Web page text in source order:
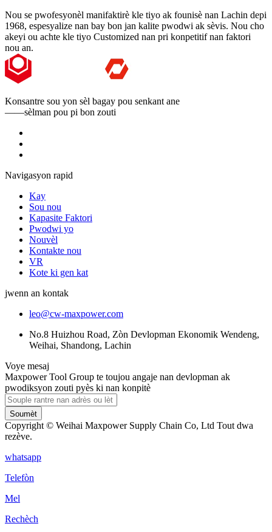
Nou se pwofesyonèl manifaktirè kle tiyo ak founisè nan Lachin depi
1968, espesyalize nan bay bon jan kalite pwodwi ak sèvis. Nou cho
akeyi ou achte kle tiyo Customized nan pri konpetitif nan faktori
nou an.
Konsantre sou yon sèl bagay pou senkant ane
——sèlman pou pi bon zouti
Navigasyon rapid
Kay
Sou nou
Kapasite Faktori
Pwodwi yo
Nouvèl
Kontakte nou
VR
Kote ki gen kat
jwenn an kontak
leo@cw-maxpower.com
No.8 Huizhou Road, Zòn Devlopman Ekonomik Wendeng,
Weihai, Shandong, Lachin
Voye mesaj
Maxpower Tool Group te toujou angaje nan devlopman ak
pwodiksyon zouti pyès ki nan konpitè
Soumèt
Copyright © Weihai Maxpower Supply Chain Co, Ltd Tout dwa
rezève.
whatsapp
Telefòn
Mel
Rechèch